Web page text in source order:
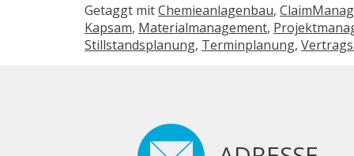
Getaggt mitChemieanlagenbau,
Kapsam, Materialmanagement,
Stillstandsplanung, Terminplanung,